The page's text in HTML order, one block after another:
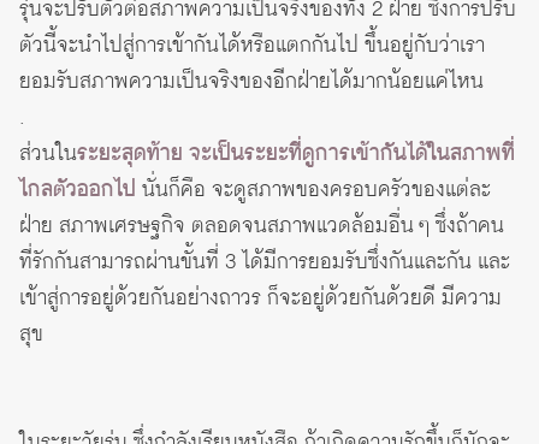
รุ่นจะปรับตัวต่อสภาพความเป็นจริงของทั้ง 2 ฝ่าย ซึ่งการปรับ
ตัวนี้จะนำไปสู่การเข้ากันได้หรือแตกกันไป ขึ้นอยู่กับว่าเรา
ยอมรับสภาพความเป็นจริงของอีกฝ่ายได้มากน้อยแค่ไหน
.
ส่วนในระยะสุดท้าย จะเป็นระยะที่ดูการเข้ากันได้ในสภาพที่
ไกลตัวออกไป นั่นก็คือ จะดูสภาพของครอบครัวของแต่ละ
ฝ่าย สภาพเศรษฐกิจ ตลอดจนสภาพแวดล้อมอื่น ๆ ซึ่งถ้าคน
ที่รักกันสามารถผ่านขั้นที่ 3 ได้มีการยอมรับซึ่งกันและกัน และ
เข้าสู่การอยู่ด้วยกันอย่างถาวร ก็จะอยู่ด้วยกันด้วยดี มีความ
สุข